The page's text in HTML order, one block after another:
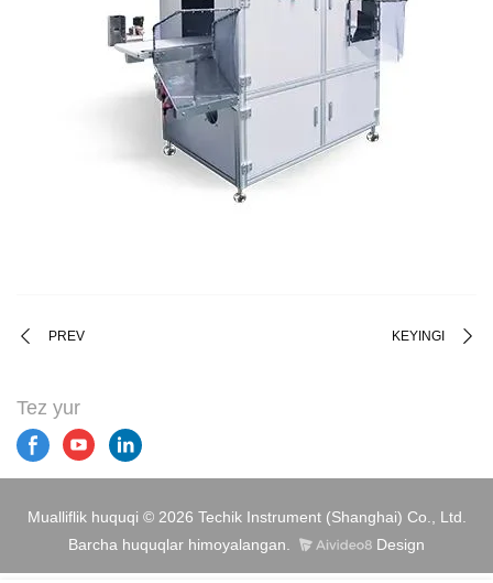
PREV KEYINGI
Tez yur
Mualliflik huquqi © 2026 Techik Instrument (Shanghai) Co., Ltd.
Barcha huquqlar himoyalangan.
Design